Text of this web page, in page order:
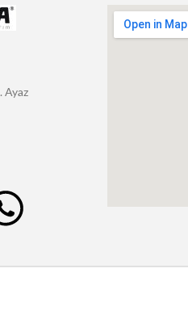
Ayaz